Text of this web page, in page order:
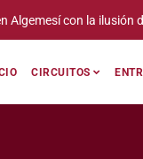
«el pasito» definitivo
CIRCUITOS